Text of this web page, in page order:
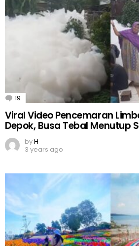
19 Comments
Viral Video Pencemaran
Depok, Busa Tebal Menutup
byH
3 years ago